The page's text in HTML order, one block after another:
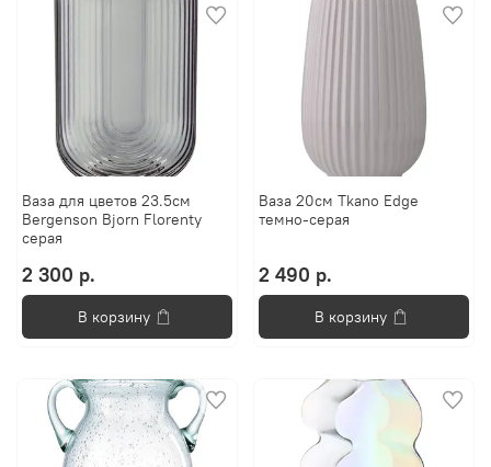
Ваза для цветов 23.5см
Bergenson Bjorn Florenty
серая
2 300 р.
В корзину
Ваза 20см Tkano Edge
темно-серая
2 490 р.
В корзину